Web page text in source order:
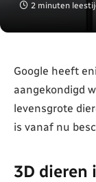
2 minuten
Google heeft
aangekondigd
levensgrote
is vanaf nu
3D dieren